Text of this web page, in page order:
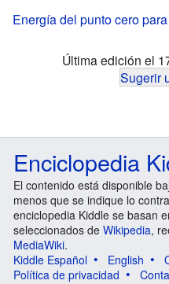
Energía del punto cero
Última edición el
Sugerir
Enciclopedia
El contenido está disponible
menos que se indique lo
enciclopedia Kiddle se basan
seleccionados de Wikipedia,
MediaWiki.
Kiddle Español
English
Política de privacidad